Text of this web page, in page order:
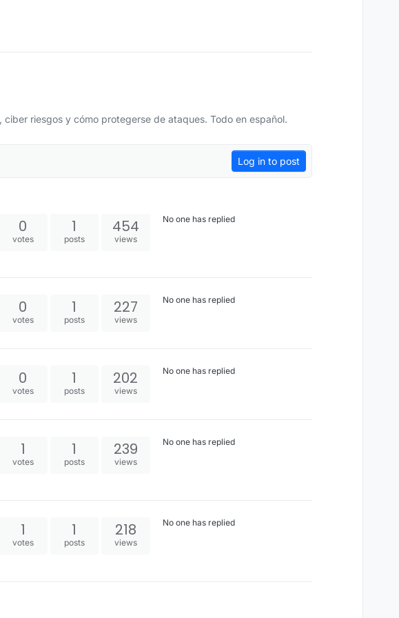
riesgos y cómo protegerse de ataques. Todo en español.
Log in to post
0
votes
1
posts
454
views
No one has replied
0
votes
1
posts
227
views
No one has replied
0
votes
1
posts
202
views
No one has replied
1
votes
1
posts
239
views
No one has replied
1
votes
1
posts
218
views
No one has replied